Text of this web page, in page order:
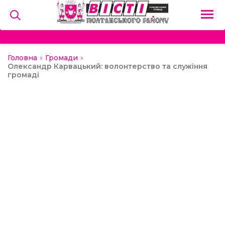
Головна
Громади
Олександр Карвацький: волонтерство та служіння
громаді